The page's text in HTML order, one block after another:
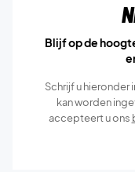
Blijf op de
Schrijf u
kan worden
accepteert u ons